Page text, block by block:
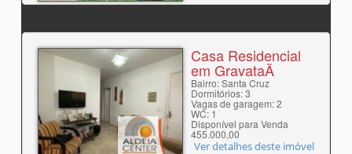
Casa Residencial
em GravataÃ­
Bairro: Santa Cruz
Dormitórios: 3
Vagas de garagem: 2
WC: 1
Disponível para Venda
455.000,00
Ver detalhes deste imóvel